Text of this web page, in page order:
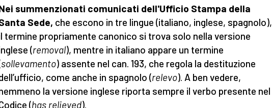
summenzionati comunicati dell'Ufficio Stampa della
Sede, che escono in tre lingue (italiano, inglese, spagnolo),
termine propriamente canonico si trova solo nella versione
(removal), mentre in italiano appare un termine
sollevamento) assente nel can. 193, che regola la destituzione
come anche in spagnolo (relevo). A ben vedere,
la versione inglese riporta sempre il verbo presente nel
(has relieved).